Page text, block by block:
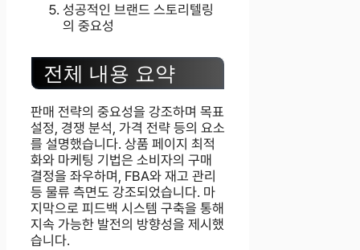
성공적인 브랜드 스토리텔링
의 중요성
전체 내용 요약
판매 전략의 중요성을 강조하며 목표
설정, 경쟁 분석, 가격 전략 등의 요소
를 설명했습니다. 상품 페이지 최적
화와 마케팅 기법은 소비자의 구매
결정을 좌우하며, FBA와 재고 관리
등 물류 측면도 강조되었습니다. 마
지막으로 피드백 시스템 구축을 통해
지속 가능한 발전의 방향성을 제시했
습니다.